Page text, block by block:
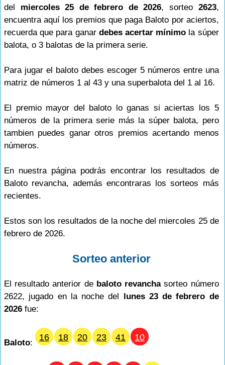
del miercoles 25 de febrero de 2026, sorteo 2623,
encuentra aquí los premios que paga Baloto por aciertos,
recuerda que para ganar debes acertar mínimo la súper
balota, o 3 balotas de la primera serie.
Para jugar el baloto debes escoger 5 números entre una
matriz de números 1 al 43 y una superbalota del 1 al 16.
El premio mayor del baloto lo ganas si aciertas los 5
números de la primera serie más la súper balota, pero
tambien puedes ganar otros premios acertando menos
números.
En nuestra página podrás encontrar los resultados de
Baloto revancha, además encontraras los sorteos más
recientes.
Estos son los resultados de la noche del miercoles 25 de
febrero de 2026.
Sorteo anterior
El resultado anterior de baloto revanchasorteo número
2622, jugado en la noche del lunes 23 de febrero de
2026 fue:
Baloto:
16 18 20 23 41 10